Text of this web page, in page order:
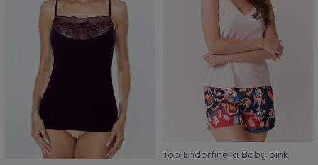
Top Endorfinella Baby pink